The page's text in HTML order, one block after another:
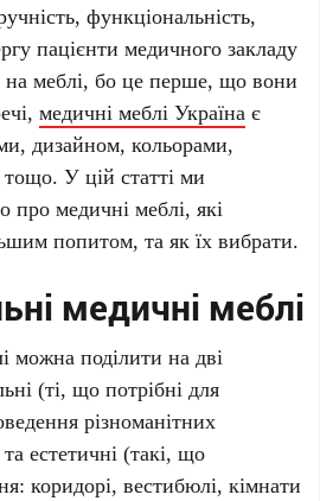
функціональність,
пацієнти медичного закладу
на меблі, бо це перше, що вони
медичні меблі Україна є
дизайном, кольорами,
У цій статті ми
про медичні меблі, які
попитом, та як їх вибрати.
медичні меблі
можна поділити на дві
(ті, що потрібні для
різноманітних
естетичні (такі, що
коридорі, вестибюлі, кімнати